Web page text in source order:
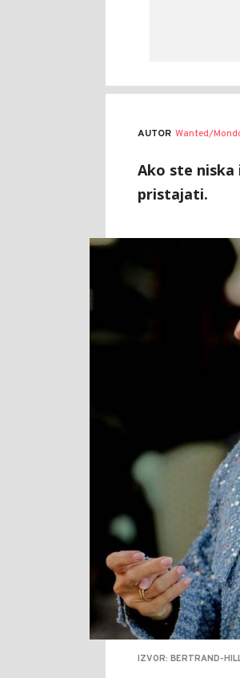
AUTOR Wanted/
Ako ste niska
pristajati.
IZVOR: BERTRAND-